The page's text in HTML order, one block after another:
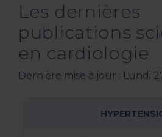
Les dernières
publications
en cardiologie
Dernière mise à jour : Lundi